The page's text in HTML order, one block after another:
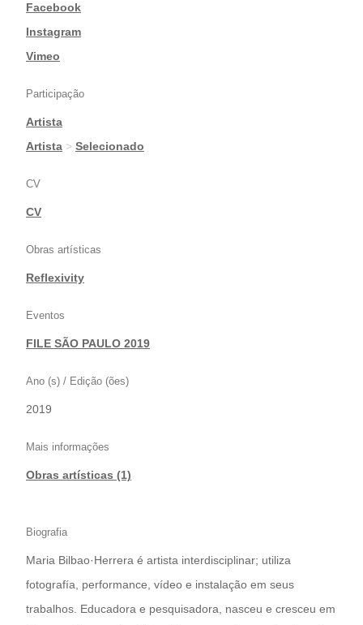
|Facebook
|Instagram
|Vimeo
Participação
Artista
|Artista > Selecionado
CV
CV
Obras artísticas
Reflexivity
Eventos
FILE SÃO PAULO 2019
Ano (s) / Edição (ões)
2019
Mais informações
Obras artísticas (1)
Biografia
Maria Bilbao·Herrera é artista interdisciplinar; utiliza
fotografía, performance, vídeo e instalação em seus
trabalhos. Educadora e pesquisadora, nasceu e cresceu em